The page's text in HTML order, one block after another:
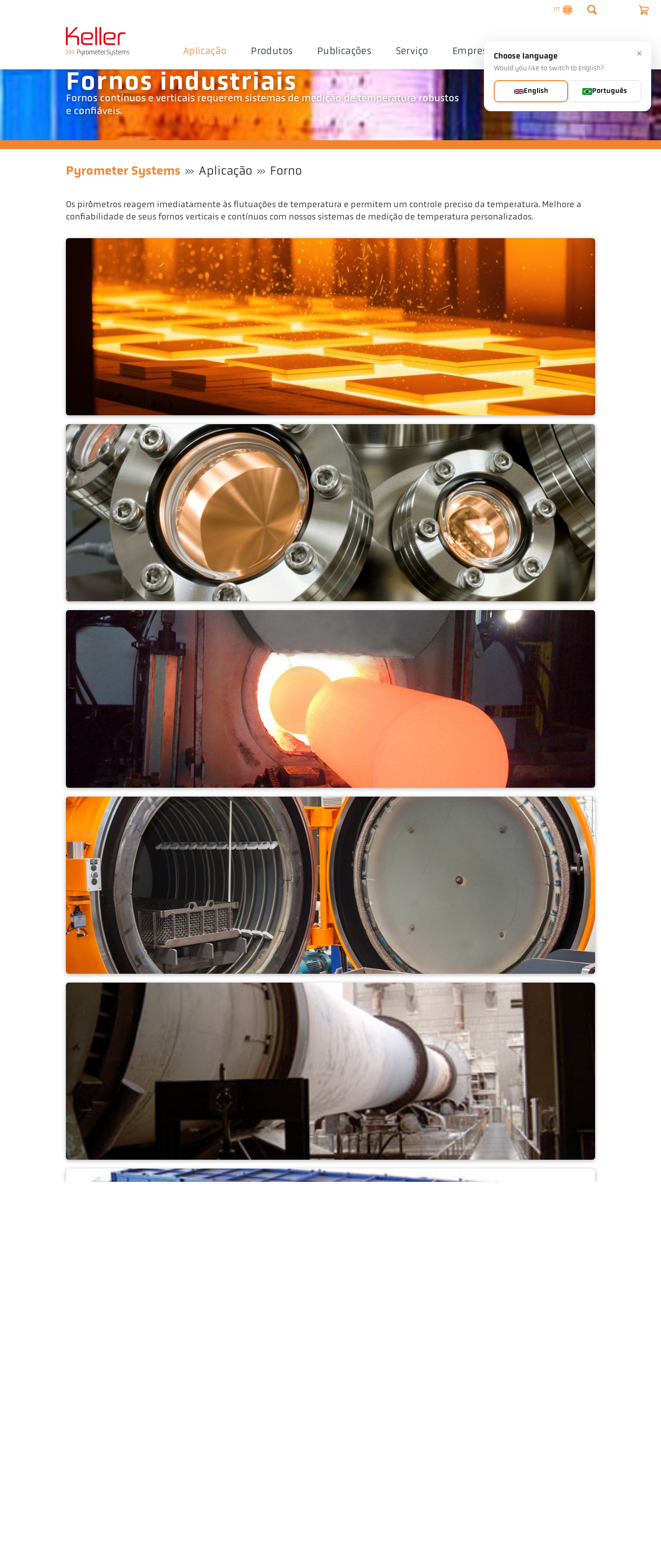
PT
Aplicação Produtos Publicações Serviço Empresa Contacto
Fornos industriais
Fornos contínuos e verticais requerem sistemas de medição de temperatura robustos
e confiáveis.
Pyrometer Systems Aplicação Forno
Os pirômetros reagem imediatamente às flutuações de temperatura e permitem um controle preciso da temperatura. Melhore a
confiabilidade de seus fornos verticais e contínuos com nossos sistemas de medição de temperatura personalizados.
Forno contínuo
Forno de altas temperaturas
Forno de gás
Forno de vácuo
Forno rotativo de aquecimento direto
×
Choose language
Would you like to switch to English?
English Português